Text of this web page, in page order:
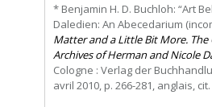
* Benjamin H. D. Buchloh: “Art
Daledien: An Abecedarium
Matter and a Little Bit More. The
Archives of Herman and Nicole
Cologne : Verlag der
avril 2010, p. 266-281, anglais, cit.